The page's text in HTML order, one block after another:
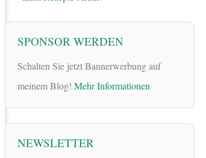
SPONSOR WERDEN
Schalten Sie jetzt Bannerwerbung auf
meinem Blog! Mehr Informationen
NEWSLETTER